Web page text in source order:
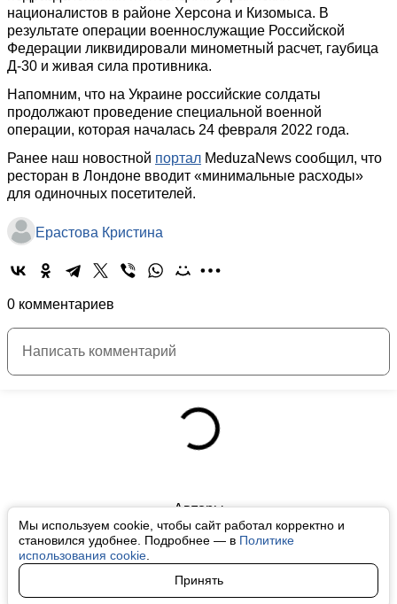
Мы используем cookie, чтобы сайт работал корректно и
становился удобнее. Подробнее — в Политике
использования cookie
Принять
националистов в районе Херсона и Кизомыса. В
результате операции военнослужащие Российской
Федерации ликвидировали минометный расчет, гаубица
Д-30 и живая сила противника.
Напомним, что на Украине российские солдаты
продолжают проведение специальной военной
операции, которая началась 24 февраля 2022 года.
Ранее наш новостной портал MeduzaNews сообщил, что
ресторан в Лондоне вводит «минимальные расходы»
для одиночных посетителей.
Ерастова Кристина
0 комментариев
Авторы
О нас
Архив
Условия использования cookie